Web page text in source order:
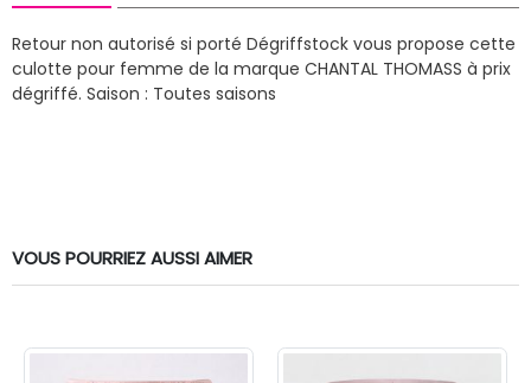
Retour non autorisé si porté Dégriffstock vous propose cette
culotte pour femme de la marque CHANTAL THOMASS à prix
dégriffé. Saison : Toutes saisons
VOUS POURRIEZ AUSSI AIMER